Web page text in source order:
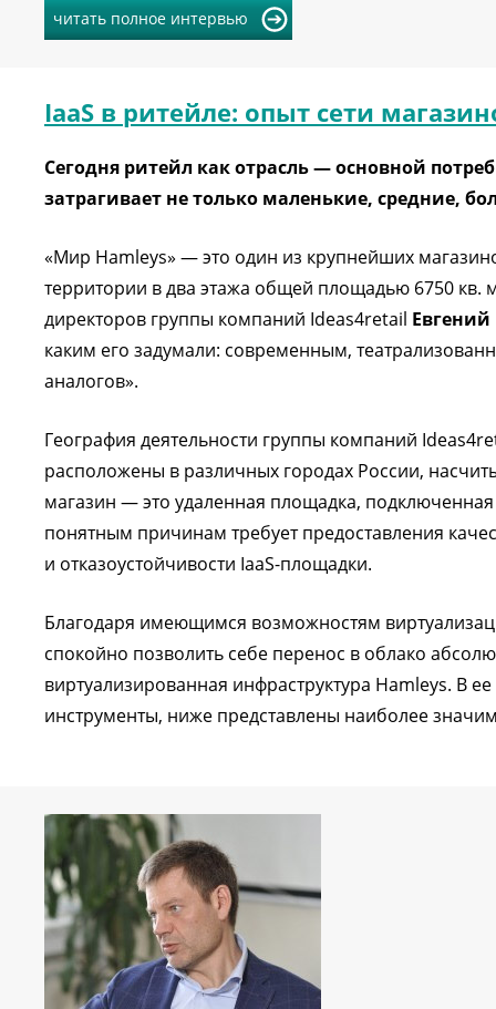
читать полное интервью
IaaS в ритейле: опыт сети
Сегодня ритейл как отрасль — основной
затрагивает не только маленькие, средние,
«Мир Hamleys» — это один из крупнейших
территории в два этажа общей площадью 6750 кв.
директоров группы компаний Ideas4retail
каким его задумали: современным,
аналогов».
География деятельности группы компаний
расположены в различных городах России,
магазин — это удаленная площадка,
понятным причинам требует предоставления
и отказоустойчивости IaaS-площадки.
Благодаря имеющимся возможностям
спокойно позволить себе перенос в облако
виртуализированная инфраструктура Hamleys. В
инструменты, ниже представлены наиболее